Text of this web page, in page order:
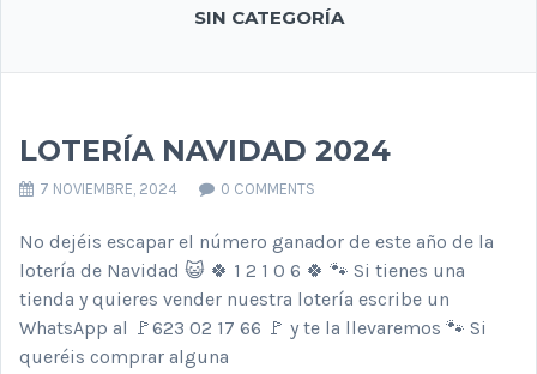
SIN CATEGORÍA
LOTERÍA NAVIDAD 2024
7 NOVIEMBRE, 2024 0 COMMENTS
No dejéis escapar el número ganador de este año de la
lotería de Navidad 😺 🍀 1 2 1 0 6 🍀 🐾 Si tienes una
tienda y quieres vender nuestra lotería escribe un
WhatsApp al 🚩623 02 17 66 🚩 y te la llevaremos 🐾 Si
queréis comprar alguna